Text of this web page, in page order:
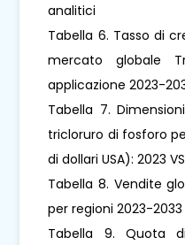
analitici
Tabella 6. Tasso di
mercato globale
applicazione 2023-
Tabella 7.
tricloruro di fosforo
di dollari USA): 2023
Tabella 8. Vendite
per regioni 2023-2033
Tabella 9. Quota